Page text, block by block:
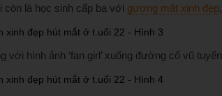
còn là học sinh cấp ba với gương mặt xinh đẹp,
với hình ảnh ‘fan girl’ xuống đường cổ vũ tuyển